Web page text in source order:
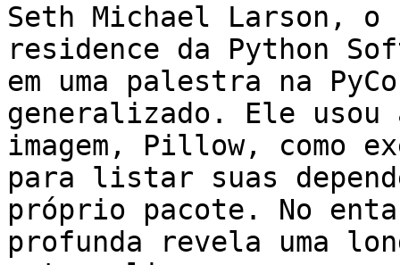
Seth Michael Larson,
residence da Python
em uma palestra na
generalizado. Ele
imagem, Pillow, como
para listar suas
próprio pacote. No
profunda revela uma